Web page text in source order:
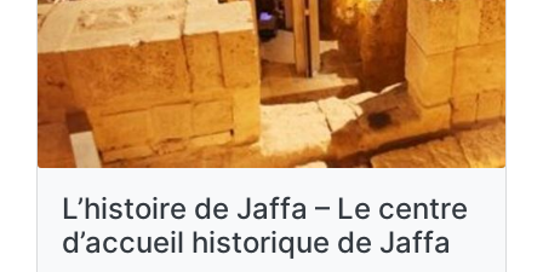
L’histoire de Jaffa – Le centre
d’accueil historique de Jaffa